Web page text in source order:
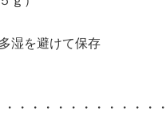
を避けて保存
・・・・・・・・・・・